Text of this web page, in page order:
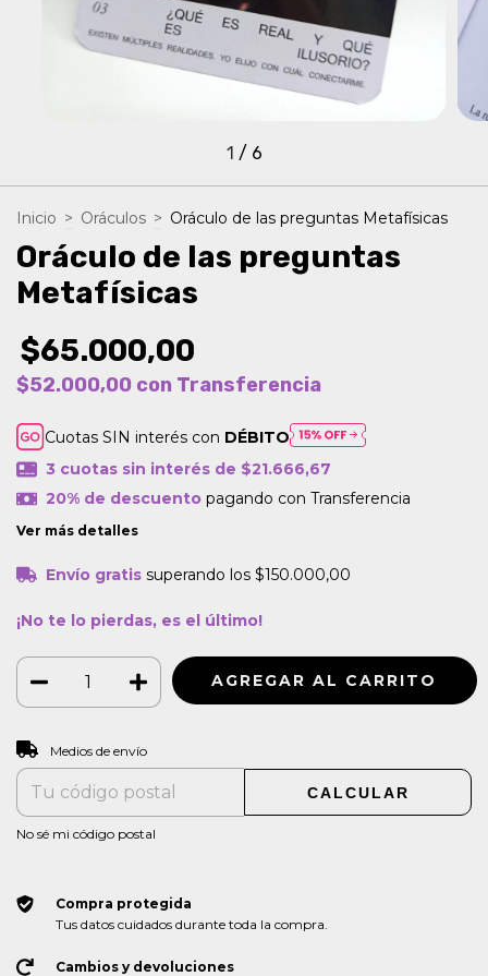
1 / 6
Inicio > Oráculos > Oráculo de las preguntas Metafísicas
Oráculo de las preguntas
Metafísicas
$65.000,00
$52.000,00 con Transferencia
Cuotas SIN interés con DÉBITO
3 cuotas sin interés de $21.666,67
20% de descuentopagando con Transferencia
Ver más detalles
Envío gratis superando los $150.000,00
¡No te lo pierdas, es el último!
Entregas para el CP:
Medios de envío
CALCULAR
No sé mi código postal
Compra protegida
Tus datos cuidados durante toda la compra.
Cambios y devoluciones